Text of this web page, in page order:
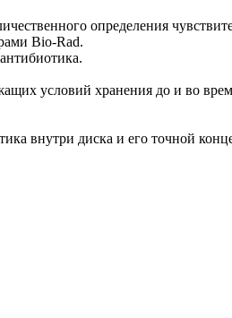
определения
Bio-Rad.
условий хранения до и во
внутри диска и его точной